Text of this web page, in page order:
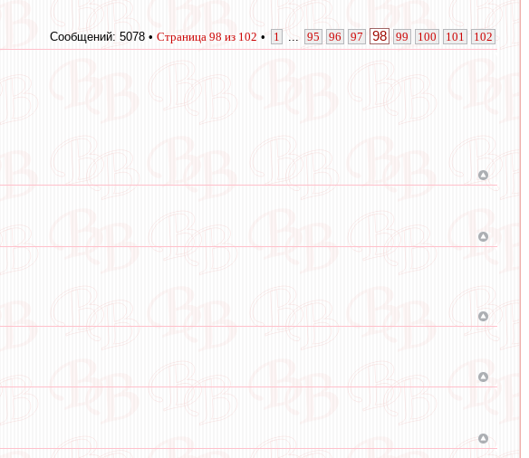
Сообщений: 5078 • Страница 98 из 102 • 1 95 96 97 98 99 100 101 102